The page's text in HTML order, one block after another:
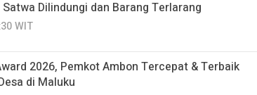
Dilindungi dan Barang Terlarang
WIT
2026, Pemkot Ambon Tercepat & Terbaik
di Maluku